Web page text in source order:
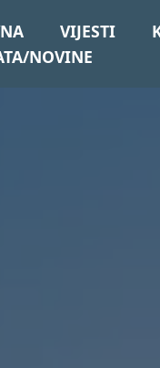
VIJESTI
NOVINE